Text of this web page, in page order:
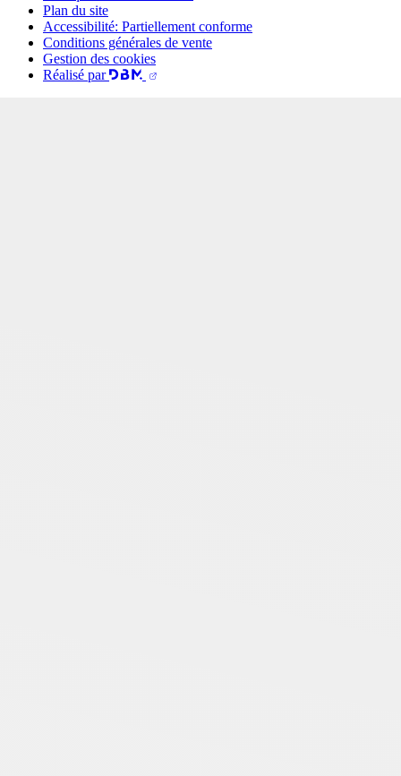
Plan du site
Accessibilité: Partiellement conforme
Conditions générales de vente
Gestion des cookies
Réalisé par